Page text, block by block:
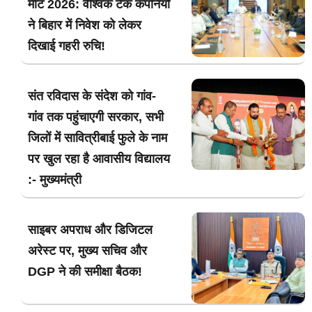
मीट 2026: वैश्विक टेक कंपनियों
ने बिहार में निवेश को लेकर
दिखाई गहरी रुचि!
संत रविदास के संदेश को गांव-
गांव तक पहुंचाएगी सरकार, सभी
जिलों में सावित्रीबाई फुले के नाम
पर खुल रहा है आवासीय विद्यालय
:- मुख्यमंत्री
साइबर अपराध और डिजिटल
अरेस्ट पर, मुख्य सचिव और
DGP ने की समीक्षा बैठक!